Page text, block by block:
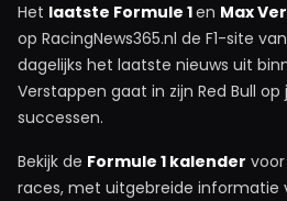
Het laatste Formule 1en Max
op RacingNews365.nl de F1-site
dagelijks het laatste nieuws uit
Verstappen gaat in zijn Red Bull
successen.
Bekijk de Formule 1 kalender
races, met uitgebreide informatie